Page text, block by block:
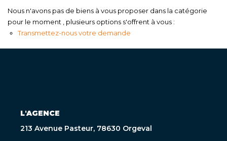
Nous n'avons pas de biens à vous proposer dans la catégorie
pour le moment , plusieurs options s'offrent à vous :
Transmettez-nous votre demande
L'AGENCE
213 Avenue Pasteur, 78630 Orgeval